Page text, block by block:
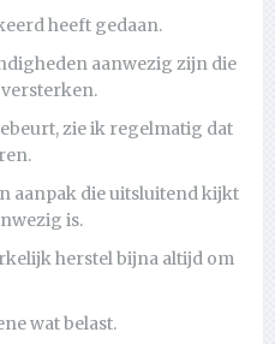
heeft gedaan.
aanwezig zijn die
zie ik regelmatig dat
aanpak die uitsluitend kijkt
is.
herstel bijna altijd om
wat belast.